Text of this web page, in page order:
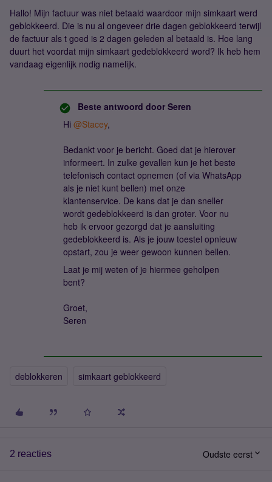
Hallo! Mijn factuur was niet betaald waardoor mijn simkaart werd
geblokkeerd. Die is nu al ongeveer drie dagen geblokkeerd terwijl
de factuur als t goed is 2 dagen geleden al betaald is. Hoe lang
duurt het voordat mijn simkaart gedeblokkeerd word? Ik heb hem
vandaag eigenlijk nodig namelijk.
Beste antwoord door Seren
Hi ​ @Stacey,
Bedankt voor je bericht. Goed dat je hierover
informeert. In zulke gevallen kun je het beste
telefonisch contact opnemen (of via WhatsApp
als je niet kunt bellen) met onze
klantenservice. De kans dat je dan sneller
wordt gedeblokkeerd is dan groter. Voor nu
heb ik ervoor gezorgd dat je aansluiting
gedeblokkeerd is. Als je jouw toestel opnieuw
opstart, zou je weer gewoon kunnen bellen.
Laat je mij weten of je hiermee geholpen
bent?
Groet,
Seren
deblokkeren simkaart geblokkeerd
2 reacties Oudste eerst